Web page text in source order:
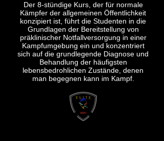
Der 8-stündige Kurs, der für normale
Kämpfer der allgemeinen Öffentlichkeit
konzipiert ist, führt die Studenten in die
Grundlagen der Bereitstellung von
präklinischer Notfallversorgung in einer
Kampfumgebung ein und konzentriert
sich auf die grundlegende Diagnose und
Behandlung der häufigsten
lebensbedrohlichen Zustände, denen
man begegnen kann im Kampf.